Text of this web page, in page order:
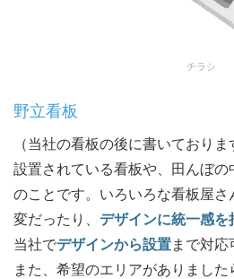
チラシ
野立看板
（当社の看板の後に書いており
設置されている看板や、田んぼ
のことです。いろいろな看板屋
変だったり、 デザインに統一感を
当社でデザインから設置まで対応
また、希望のエリアがありました